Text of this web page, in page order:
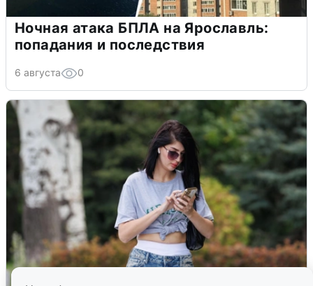
Ночная атака БПЛА на Ярославль:
попадания и последствия
6 августа 0